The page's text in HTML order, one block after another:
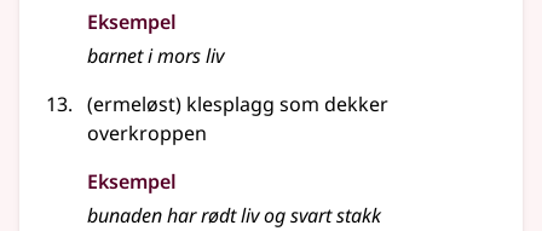
Eksempel
barnet i morsliv
(ermeløst) klesplagg som dekker
overkroppen
Eksempel
bunaden har rødtlivog svart stakk